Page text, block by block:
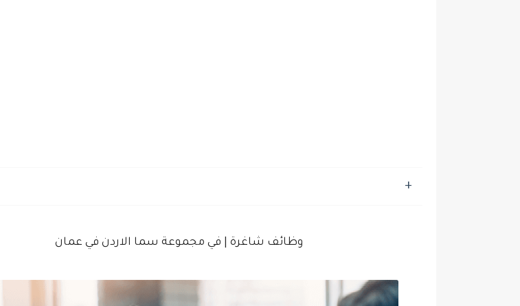
وظائف شاغرة | في مجموعة سما الاردن في عمان